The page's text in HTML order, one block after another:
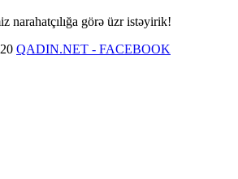
narahatçılığa görə üzr istəyirik!
QADIN.NET - FACEBOOK